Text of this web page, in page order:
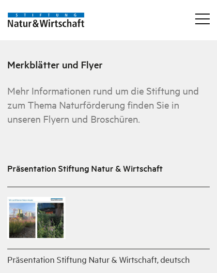
Merkblätter und Flyer
Mehr Informationen rund um die Stiftung und
zum Thema Naturförderung finden Sie in
unseren Flyern und Broschüren.
Präsentation Stiftung Natur & Wirtschaft
Präsentation Stiftung Natur & Wirtschaft, deutsch